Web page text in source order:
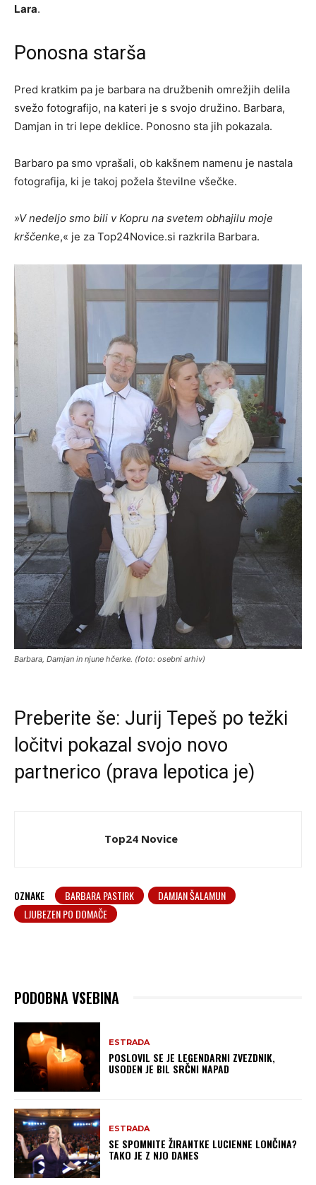
Lara.
Ponosna starša
Pred kratkim pa je barbara na družbenih omrežjih delila
svežo fotografijo, na kateri je s svojo družino. Barbara,
Damjan in tri lepe deklice. Ponosno sta jih pokazala.
Barbaro pa smo vprašali, ob kakšnem namenu je nastala
fotografija, ki je takoj požela številne všečke.
»V nedeljo smo bili v Kopru na svetem obhajilu moje
krščenke,« je za Top24Novice.si razkrila Barbara.
Barbara, Damjan in njune hčerke. (foto: osebni arhiv)
Preberite še: Jurij Tepeš po težki
ločitvi pokazal svojo novo
partnerico (prava lepotica je)
Top24 Novice
OZNAKE BARBARA PASTIRK
DAMJAN ŠALAMUN
LJUBEZEN PO DOMAČE
PODOBNA VSEBINA
ESTRADA
POSLOVIL SE JE LEGENDARNI ZVEZDNIK,
USODEN JE BIL SRČNI NAPAD
ESTRADA
SE SPOMNITE ŽIRANTKE LUCIENNE LONČINA?
TAKO JE Z NJO DANES